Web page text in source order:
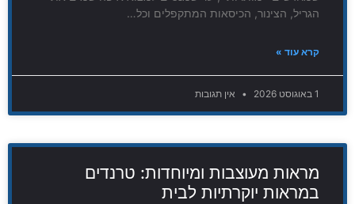
הגריל, הצינור, הכיסאות המתקפלים וכל…
קרא עוד »
1 באוגוסט 2026 אין תגובות
מראות מעוצבות ומיוחדות: טרנדים
במראות יוקרתיות לבית